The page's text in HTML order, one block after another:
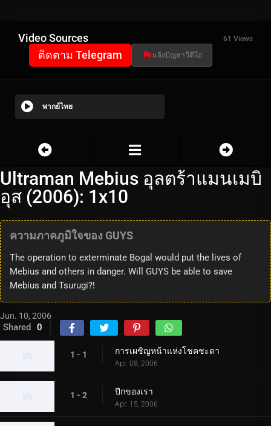
Video Sources 61 Views
ติดตาม Telegram แจ้งปัญหาวีดีโอ
พากย์ไทย
Ultraman Mebius อุลตร้าแมนเมบิ
อุส (2006): 1x10
ความภาคภูมิใจของ GUYS
The operation to exterminate Bogal would put the lives of
Mebius and others in danger. Will GUYS be able to save
Mebius and Tsurugi?!
Jun. 10, 2006
Shared 0
1 - 1 การเผชิญหน้าแห่งโชคชะตา
Apr. 08, 2006
1 - 2 ปีกของเรา
Apr. 15, 2006